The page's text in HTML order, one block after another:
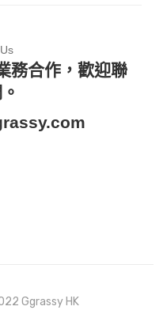
務合作，歡迎聯
Ggrassy HK